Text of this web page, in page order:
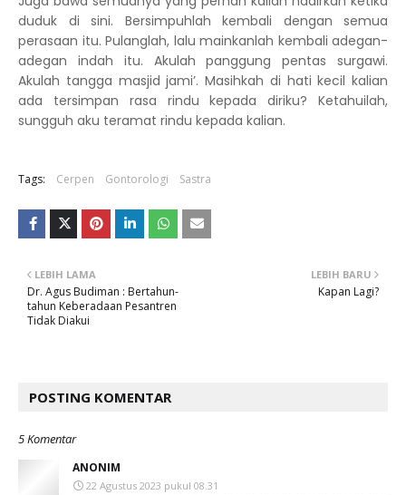
duduk di sini. Bersimpuhlah kembali dengan semua
perasaan itu. Pulanglah, lalu mainkanlah kembali adegan-
adegan indah itu. Akulah panggung pentas surgawi.
Akulah tangga masjid jami’. Masihkah di hati kecil kalian
ada tersimpan rasa rindu kepada diriku? Ketahuilah,
sungguh aku teramat rindu kepada kalian.
Tags: Cerpen Gontorologi Sastra
LEBIH BARU
Kapan Lagi?
LEBIH LAMA
Dr. Agus Budiman : Bertahun-
tahun Keberadaan Pesantren
Tidak Diakui
POSTING KOMENTAR
5 Komentar
ANONIM
22 Agustus 2023 pukul 08.31